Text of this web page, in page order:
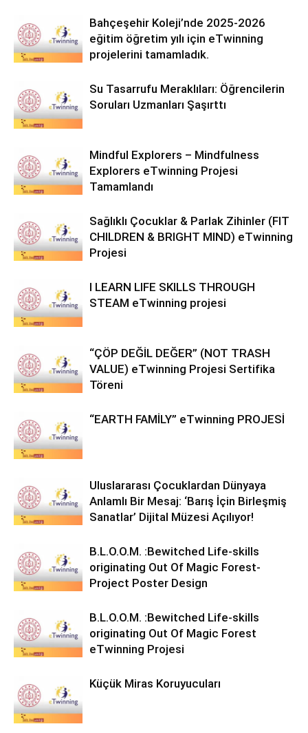
Bahçeşehir Koleji’nde 2025-2026
eğitim öğretim yılı için eTwinning
projelerini tamamladık.
Su Tasarrufu Meraklıları: Öğrencilerin
Soruları Uzmanları Şaşırttı
Mindful Explorers – Mindfulness
Explorers eTwinning Projesi
Tamamlandı
Sağlıklı Çocuklar & Parlak Zihinler (FIT
CHILDREN & BRIGHT MIND) eTwinning
Projesi
I LEARN LIFE SKILLS THROUGH
STEAM eTwinning projesi
“ÇÖP DEĞİL DEĞER” (NOT TRASH
VALUE) eTwinning Projesi Sertifika
Töreni
“EARTH FAMİLY” eTwinning PROJESİ
Uluslararası Çocuklardan Dünyaya
Anlamlı Bir Mesaj: ‘Barış İçin Birleşmiş
Sanatlar’ Dijital Müzesi Açılıyor!
B.L.O.O.M. :Bewitched Life-skills
originating Out Of Magic Forest-
Project Poster Design
B.L.O.O.M. :Bewitched Life-skills
originating Out Of Magic Forest
eTwinning Projesi
Küçük Miras Koruyucuları